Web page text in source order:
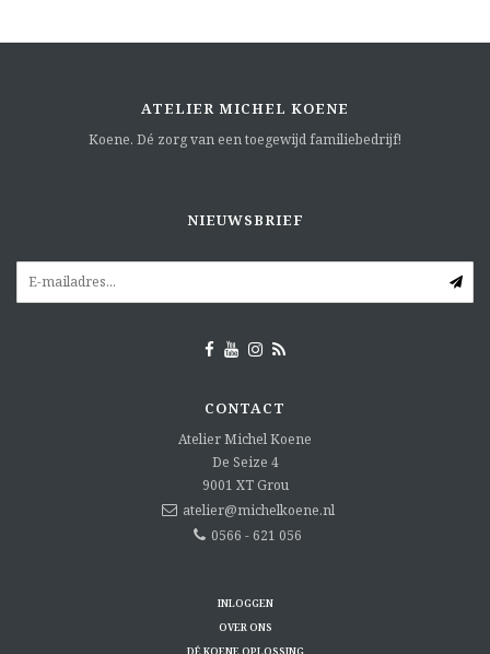
ATELIER MICHEL KOENE
Koene. Dé zorg van een toegewijd familiebedrijf!
NIEUWSBRIEF
CONTACT
Atelier Michel Koene
De Seize 4
9001 XT Grou
atelier@michelkoene.nl
0566 - 621 056
INLOGGEN
OVER ONS
DÉ KOENE OPLOSSING